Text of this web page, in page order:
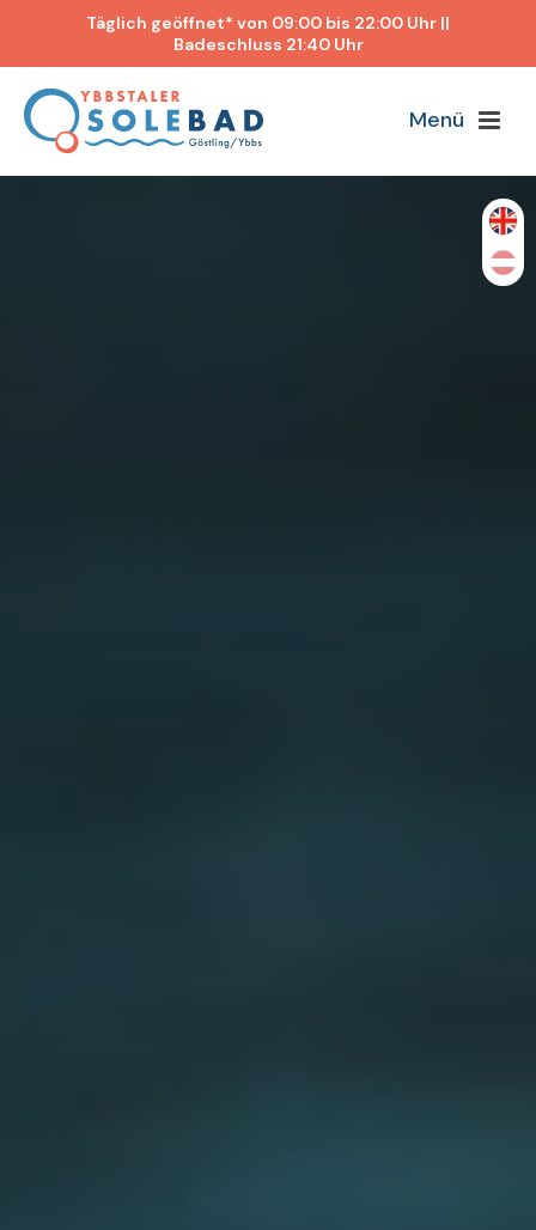
Täglich geöffnet* von 09:00 bis 22:00 Uhr ||
Badeschluss 21:40 Uhr